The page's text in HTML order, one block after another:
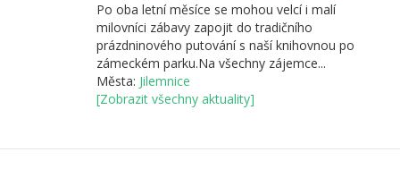
Po oba letní měsíce se mohou velcí i malí
milovníci zábavy zapojit do tradičního
prázdninového putování s naší knihovnou po
zámeckém parku.Na všechny zájemce...
Města: Jilemnice
[Zobrazit všechny aktuality]